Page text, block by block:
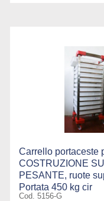
Carrello portaceste
COSTRUZIONE
PESANTE, ruote
Portata 450 kg cir
Cod. 5156-G